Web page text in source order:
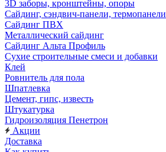
3D заборы, кронштейны, опоры
Cайдинг, сэндвич-панели, термопанели
Сайдинг ПВХ
Металлический сайдинг
Сайдинг Альта Профиль
Сухие строительные смеси и добавки
Клей
Ровнитель для пола
Шпатлевка
Цемент, гипс, известь
Штукатурка
Гидроизоляция Пенетрон
Акции
Доставка